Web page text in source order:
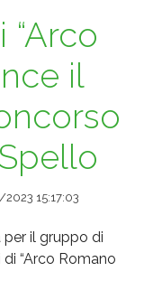
“Arco
il
15:17:03
il gruppo di
“Arco Romano